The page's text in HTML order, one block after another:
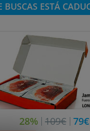
ESTÁ
28% 109€ 79€